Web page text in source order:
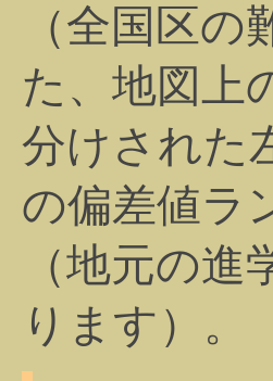
（全国区
た、地図上
分けされた
の偏差値ラ
（地元の
ります）。